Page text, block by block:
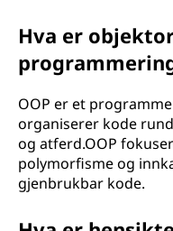
Hva er
OOP er et
organiserer kode
og atferd.OOP
polymorfisme og
gjenbrukbar kode.